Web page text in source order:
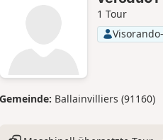
1 Tour
Gemeinde: Ballainvilliers (91160)